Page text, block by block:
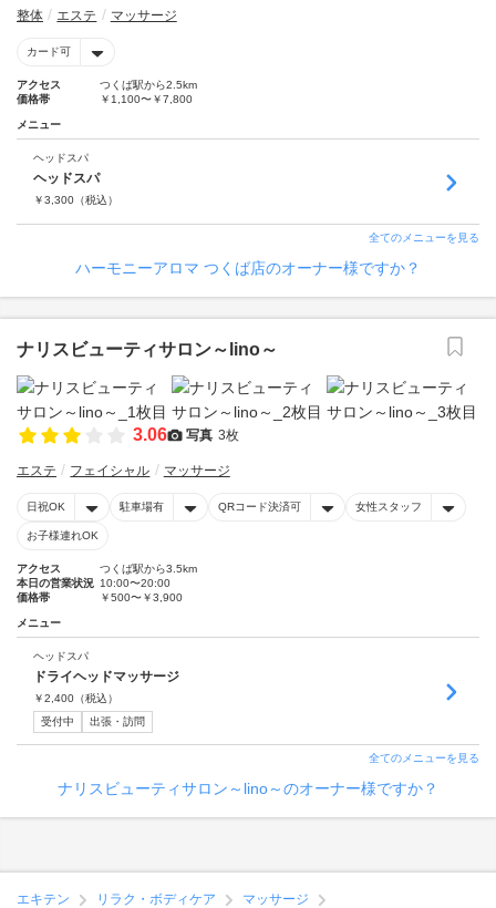
整体 エステ マッサージ
カード可
アクセス
つくば駅から2.5km
価格帯
￥1,100〜￥7,800
メニュー
ヘッドスパ
ヘッドスパ
￥3,300 （税込）
全てのメニューを見る
ハーモニーアロマ つくば店のオーナー様ですか？
ナリスビューティサロン～lino～
3.06 写真 3枚
エステ フェイシャル マッサージ
日祝OK 駐車場有 QRコード決済可 女性スタッフ
お子様連れOK
アクセス
つくば駅から3.5km
本日の営業状況 10:00〜20:00
価格帯
￥500〜￥3,900
メニュー
ヘッドスパ
ドライヘッドマッサージ
￥2,400 （税込）
受付中
出張・訪問
全てのメニューを見る
ナリスビューティサロン～lino～のオーナー様ですか？
エキテン リラク・ボディケア
マッサージ